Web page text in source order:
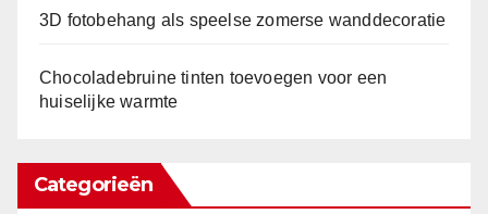
3D fotobehang als speelse zomerse wanddecoratie
Chocoladebruine tinten toevoegen voor een
huiselijke warmte
Categorieën